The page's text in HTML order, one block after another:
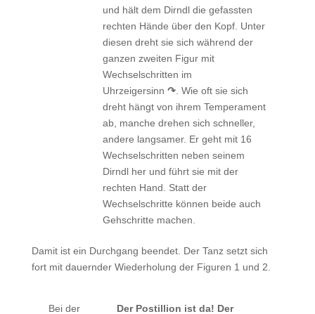
und hält dem Dirndl die gefassten
rechten Hände über den Kopf. Unter
diesen dreht sie sich während der
ganzen zweiten Figur mit
Wechselschritten im
Uhrzeigersinn ↷. Wie oft sie sich
dreht hängt von ihrem Temperament
ab, manche drehen sich schneller,
andere langsamer. Er geht mit 16
Wechselschritten neben seinem
Dirndl her und führt sie mit der
rechten Hand. Statt der
Wechselschritte können beide auch
Gehschritte machen.
Damit ist ein Durchgang beendet. Der Tanz setzt sich
fort mit dauernder Wiederholung der Figuren 1 und 2.
Bei der
Der Postillion ist da! Der